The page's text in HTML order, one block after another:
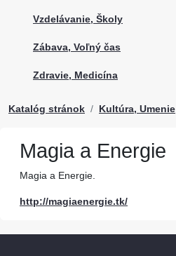
Vzdelávanie, Školy
Zábava, Voľný čas
Zdravie, Medicína
Katalóg stránok Kultúra, Umenie
Magia a Energie
Magia a Energie.
http://magiaenergie.tk/